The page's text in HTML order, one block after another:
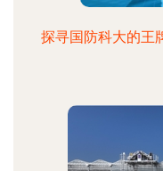
探寻国防科大的王